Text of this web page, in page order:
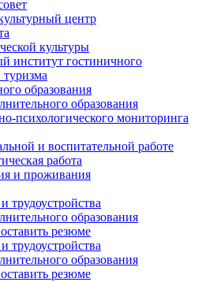
центр
культуры
институт гостиничного
образования
образования
психологического мониторинга
и воспитательной работе
работа
и проживания
трудоустройства
образования
резюме
трудоустройства
образования
резюме